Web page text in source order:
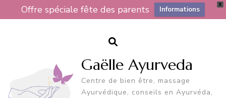
X
Offre spéciale fête des parents Informations
Gaëlle Ayurveda
Centre de bien être, massage
Ayurvédique, conseils en Ayurvéda,